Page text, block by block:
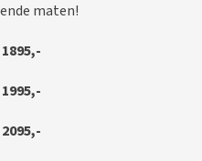
maten!
1895,-
1995,-
2095,-